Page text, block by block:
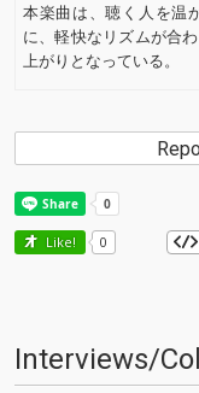
本楽曲は、聴く人を温
に、軽快なリズムが合
上がりとなっている。
Like! 0
Interviews/